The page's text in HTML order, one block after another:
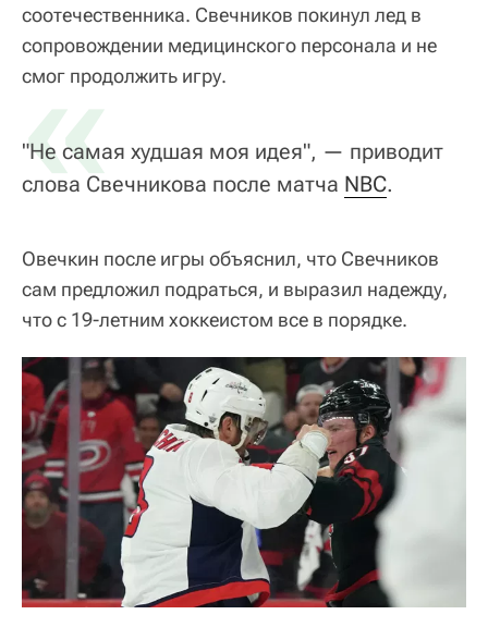
соотечественника. Свечников покинул лед в
сопровождении медицинского персонала и не
смог продолжить игру.
«
"Не самая худшая моя идея", — приводит
слова Свечникова после матча NBC.
Овечкин после игры объяснил, что Свечников
сам предложил подраться, и выразил надежду,
что с 19-летним хоккеистом все в порядке.